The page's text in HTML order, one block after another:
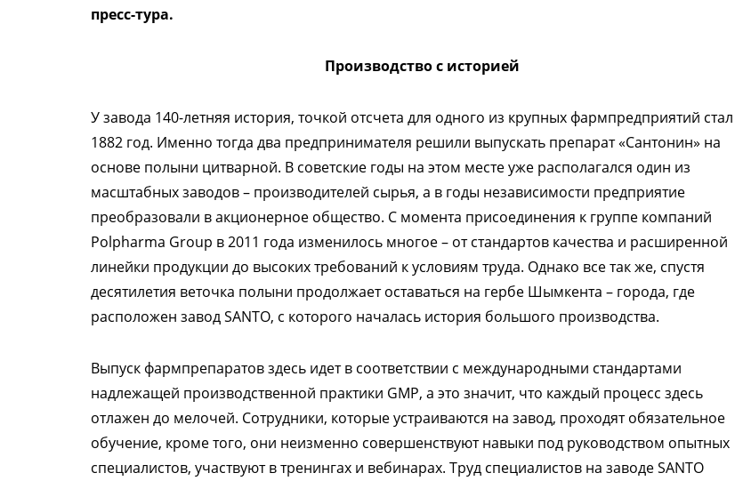
пресс-тура.
Производство с историей
У завода 140-летняя история, точкой отсчета для одного из крупных фармпредприятий стал
1882 год. Именно тогда два предпринимателя решили выпускать препарат «Сантонин» на
основе полыни цитварной. В советские годы на этом месте уже располагался один из
масштабных заводов – производителей сырья, а в годы независимости предприятие
преобразовали в акционерное общество. С момента присоединения к группе компаний
Polpharma Group в 2011 года изменилось многое – от стандартов качества и расширенной
линейки продукции до высоких требований к условиям труда. Однако все так же, спустя
десятилетия веточка полыни продолжает оставаться на гербе Шымкента – города, где
расположен завод SANTO, с которого началась история большого производства.
Выпуск фармпрепаратов здесь идет в соответствии с международными стандартами
надлежащей производственной практики GMP, а это значит, что каждый процесс здесь
отлажен до мелочей. Сотрудники, которые устраиваются на завод, проходят обязательное
обучение, кроме того, они неизменно совершенствуют навыки под руководством опытных
специалистов, участвуют в тренингах и вебинарах. Труд специалистов на заводе SANTO